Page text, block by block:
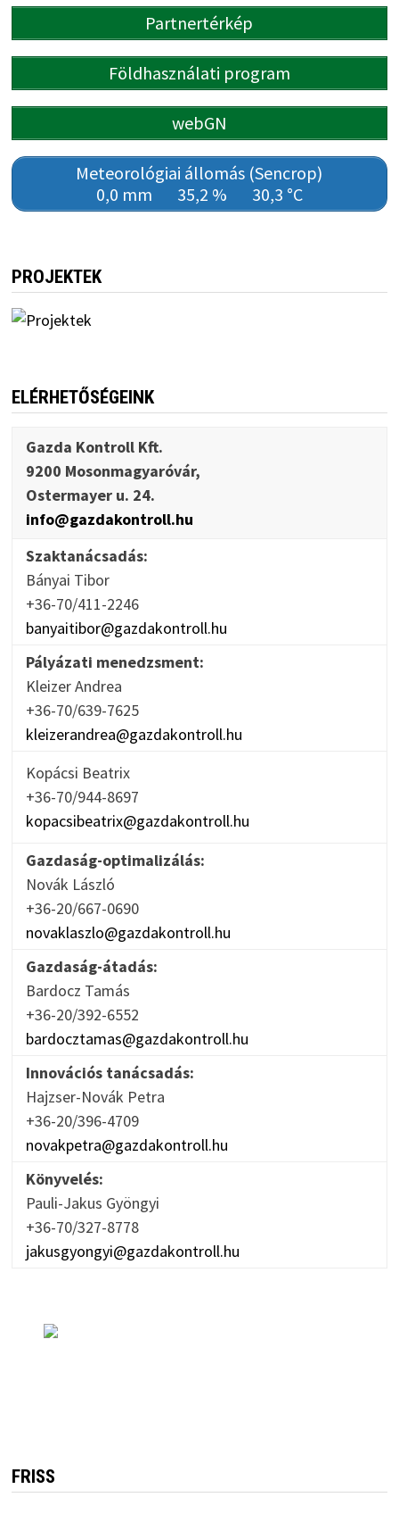
Partnertérkép
Földhasználati program
webGN
Meteorológiai állomás (Sencrop)
0,0 mm
35,2 % 30,3 °C
PROJEKTEK
ELÉRHETŐSÉGEINK
Gazda Kontroll Kft.
9200 Mosonmagyaróvár,
Ostermayer u. 24.
info@gazdakontroll.hu
Szaktanácsadás:
Bányai Tibor
+36-70/411-2246
banyaitibor@gazdakontroll.hu
Pályázati menedzsment:
Kleizer Andrea
+36-70/639-7625
kleizerandrea@gazdakontroll.hu
Kopácsi Beatrix
+36-70/944-8697
kopacsibeatrix@gazdakontroll.hu
Gazdaság-optimalizálás:
Novák László
+36-20/667-0690
novaklaszlo@gazdakontroll.hu
Gazdaság-átadás:
Bardocz Tamás
+36-20/392-6552
bardocztamas@gazdakontroll.hu
Innovációs tanácsadás:
Hajzser-Novák Petra
+36-20/396-4709
novakpetra@gazdakontroll.hu
Könyvelés:
Pauli-Jakus Gyöngyi
+36-70/327-8778
jakusgyongyi@gazdakontroll.hu
FRISS